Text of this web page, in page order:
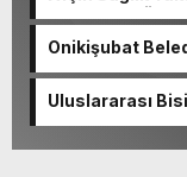
Okulunda görev
Onikişubat
başvurularında
Uluslararası
Tamamlandı.